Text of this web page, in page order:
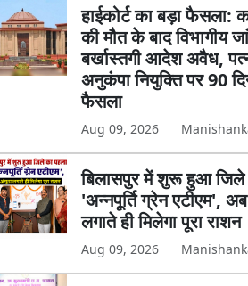
हाईकोर्ट का बड़ा फैसला:
की मौत के बाद विभागीय
बर्खास्तगी आदेश अवैध,
अनुकंपा नियुक्ति पर 90
फैसला
Aug 09, 2026
बिलासपुर में शुरू हुआ जिले
'अन्नपूर्ति ग्रेन एटीएम',
लगाते ही मिलेगा पूरा राशन
Aug 09, 2026